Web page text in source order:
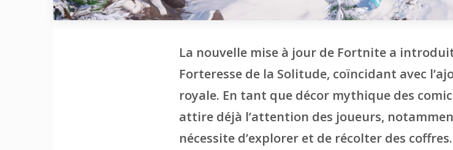
La nouvelle mise à jour de Fortnite a
Forteresse de la Solitude, coïncidant avec
royale. En tant que décor mythique des
attire déjà l’attention des joueurs,
nécessite d’explorer et de récolter des